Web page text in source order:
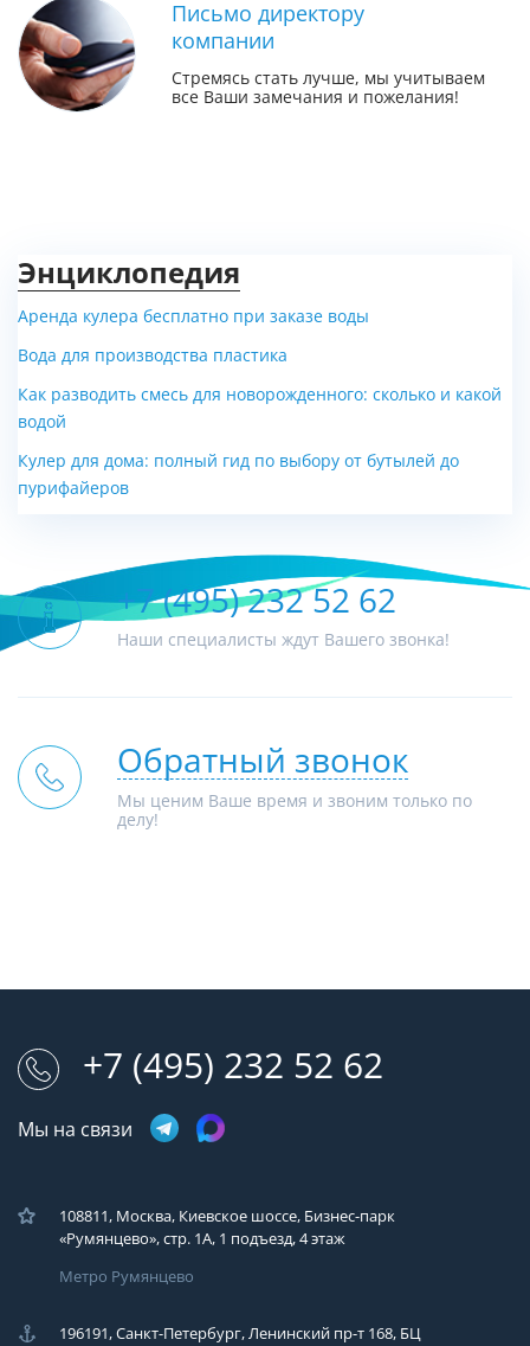
Письмо директору
компании
Стремясь стать лучше, мы учитываем
все Ваши замечания и пожелания!
Энциклопедия
Аренда кулера бесплатно при заказе воды
Вода для производства пластика
Как разводить смесь для новорожденного: сколько и какой
водой
Кулер для дома: полный гид по выбору от бутылей до
пурифайеров
+7 (495) 232 52 62
Наши специалисты ждут Вашего звонка!
Обратный звонок
Мы ценим Ваше время и звоним только по
делу!
+7 (495) 232 52 62
Мы на связи
108811, Москва, Киевское шоссе, Бизнес-парк
«Румянцево», стр. 1А, 1 подъезд, 4 этаж
Метро Румянцево
196191, Санкт-Петербург, Ленинский пр-т 168, БЦ